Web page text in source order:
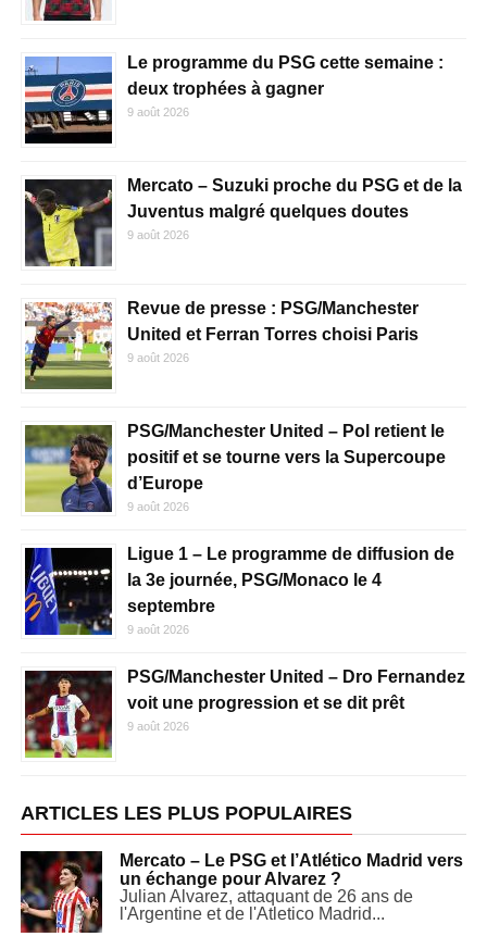
Le programme du PSG cette semaine :
deux trophées à gagner
9 août 2026
Mercato – Suzuki proche du PSG et de la
Juventus malgré quelques doutes
9 août 2026
Revue de presse : PSG/Manchester
United et Ferran Torres choisi Paris
9 août 2026
PSG/Manchester United – Pol retient le
positif et se tourne vers la Supercoupe
d’Europe
9 août 2026
Ligue 1 – Le programme de diffusion de
la 3e journée, PSG/Monaco le 4
septembre
9 août 2026
PSG/Manchester United – Dro Fernandez
voit une progression et se dit prêt
9 août 2026
ARTICLES LES PLUS POPULAIRES
Mercato – Le PSG et l’Atlético Madrid vers
un échange pour Alvarez ?
Julian Alvarez, attaquant de 26 ans de
l'Argentine et de l'Atletico Madrid...